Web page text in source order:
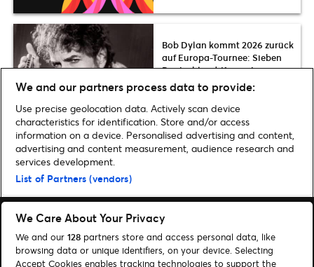
Bob Dylan kommt 2026 zurück
auf Europa-Tournee: Sieben
Deutschland-Konzerte im
Herbst
Home Musik
Camila Cabello bringt ihr Album „C,XOXO“ im Juli 2025
live nach Deutschland | Presale-Tickets
We and our partners process data to provide:
Use precise geolocation data. Actively scan device
characteristics for identification. Store and/or access
information on a device. Personalised advertising and content,
advertising and content measurement, audience research and
services development.
List of Partners (vendors)
We Care About Your Privacy
We and our 128 partners store and access personal data, like
browsing data or unique identifiers, on your device. Selecting
Accept Cookies enables tracking technologies to support the